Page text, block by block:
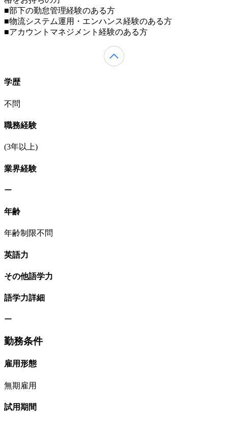
■部下の勤怠管理経験のある方
■物流システム運用・エンハンス経験のある方
■アカウントマネジメント経験のある方
学歴
不問
職務経験
(3年以上)
業界経験
ー
年齢
年齢制限不問
英語力
その他語学力
語学力詳細
ー
勤務条件
雇用形態
無期雇用
試用期間